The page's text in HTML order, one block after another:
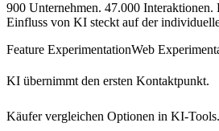
900 Unternehmen. 47.000 Interaktionen.
Einfluss von KI steckt auf der
Feature ExperimentationWeb
KI übernimmt den ersten Kontaktpunkt.
Käufer vergleichen Optionen in KI-